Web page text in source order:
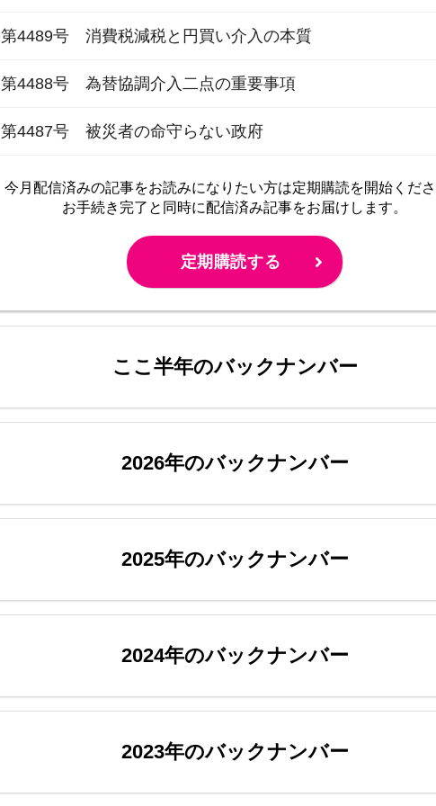
第4489号 消費税減税と円買い介入の本質
第4488号 為替協調介入二点の重要事項
第4487号 被災者の命守らない政府
今月配信済みの記事をお読みになりたい方は定期購読を開始くだ
お手続き完了と同時に配信済み記事をお届けします。
定期購読する
ここ半年のバックナンバー
2026年のバックナンバー
2025年のバックナンバー
2024年のバックナンバー
2023年のバックナンバー